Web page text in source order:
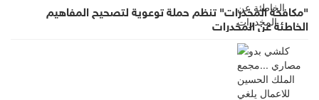
"مكافحة المخدرات" تنظم حملة توعوية لتصحيح المفاهيم
الخاطئة عن المخدرات